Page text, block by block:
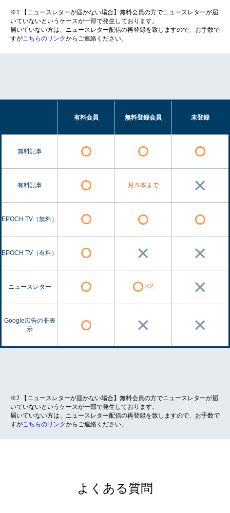
※1 【ニュースレターが届かない場合】無料会員の方でニュースレターが届
いていないというケースが一部で発生しております。
届いていない方は、ニュースレター配信の再登録を致しますので、お手数で
すがこちらのリンクからご連絡ください。
有料会員 無料登録会員 未登録
無料記事
有料記事 月５本まで
EPOCH TV（無料）
EPOCH TV（有料）
ニュースレター ※2
Google広告の非表
示
※2 【ニュースレターが届かない場合】無料会員の方でニュースレターが届
いていないというケースが一部で発生しております。
届いていない方は、ニュースレター配信の再登録を致しますので、お手数で
すがこちらのリンクからご連絡ください。
よくある質問